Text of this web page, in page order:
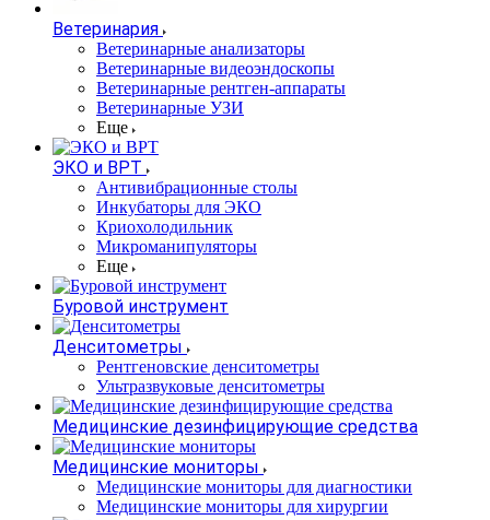
Ветеринария
Ветеринарные анализаторы
Ветеринарные видеоэндоскопы
Ветеринарные рентген-аппараты
Ветеринарные УЗИ
Еще
ЭКО и ВРТ
Антивибрационные столы
Инкубаторы для ЭКО
Криохолодильник
Микроманипуляторы
Еще
Буровой инструмент
Денситометры
Рентгеновские денситометры
Ультразвуковые денситометры
Медицинские дезинфицирующие средства
Медицинские мониторы
Медицинские мониторы для диагностики
Медицинские мониторы для хирургии